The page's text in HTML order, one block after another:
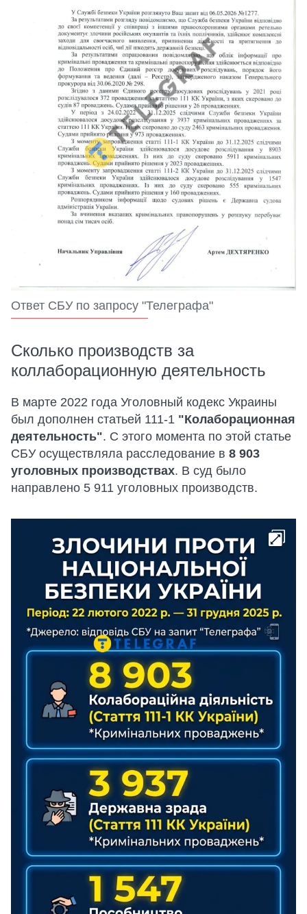
Ответ СБУ по запросу "Телеграфа"
Сколько производств за
коллаборационную деятельность
В марте 2022 года Уголовный кодекс Украины
был дополнен статьей 111-1 "Колаборационная
деятельность". С этого момента по этой статье
СБУ осуществляла расследование в 8 903
уголовных производствах. В суд было
направлено 5 911 уголовных производств.